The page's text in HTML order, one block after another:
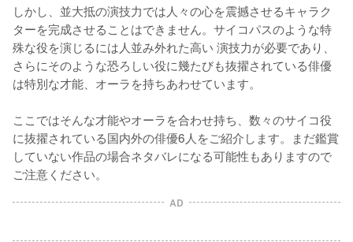
しかし、並大抵の演技力では人々の心を震撼させるキャラク
ターを完成させることはできません。サイコパスのような特
殊な役を演じるには人並み外れた高い 演技力が必要であり、
さらにそのような恐ろしい役に幾たびも抜擢されている俳優
は特別な才能、オーラを持ちあわせています。
ここではそんな才能やオーラを合わせ持ち、数々のサイコ役
に抜擢されている国内外の俳優6人をご紹介します。まだ鑑賞
していない作品の場合ネタバレになる可能性もありますので
ご注意ください。
AD